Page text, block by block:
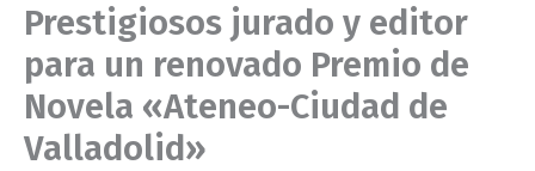
Prestigiosos jurado y editor
para un renovado Premio de
Novela «Ateneo-Ciudad de
Valladolid»